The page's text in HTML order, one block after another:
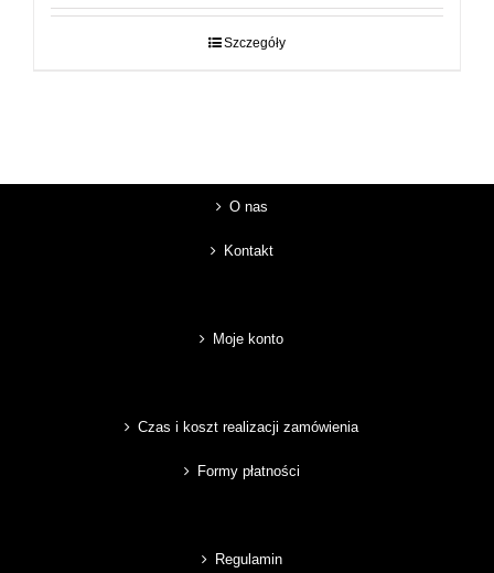
29,00 zł
Szczegóły
O nas
Kontakt
Moje konto
Czas i koszt realizacji zamówienia
Formy płatności
Regulamin